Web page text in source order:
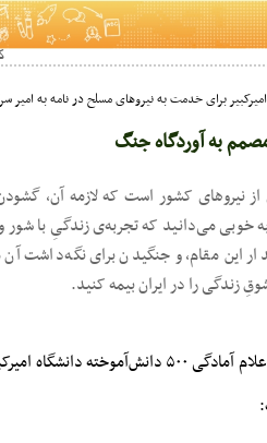
کد
به آوردگاه جنگ
نیرو‌های کشور است که لازمه آن،
خوبی می‌دانید که تجربه‌ی زندگیِ با شور
این مقام، و جنگیدن برای نگه‌داشت
زندگی را در ایران بیمه کنید.
»؛ نامه اعلام آمادگی ۵۰۰